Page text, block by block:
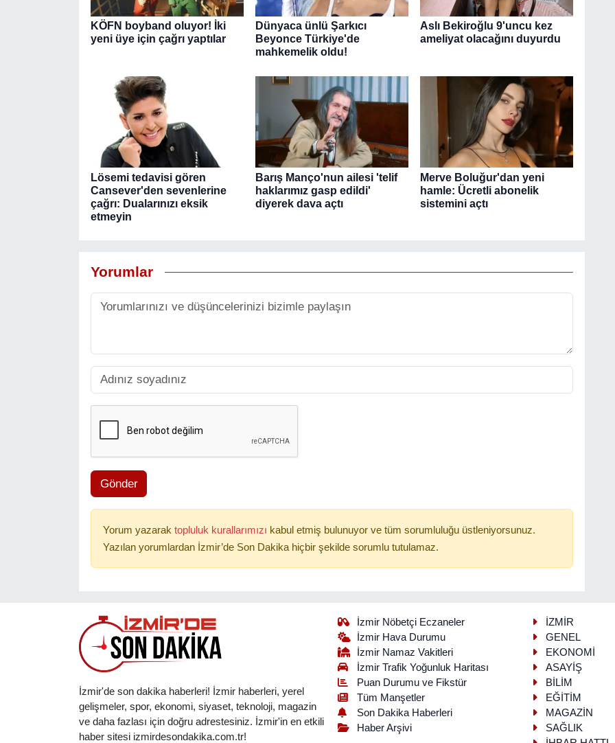
KÖFN boyband oluyor! İki
yeni üye için çağrı yaptılar
Dünyaca ünlü Şarkıcı
Beyonce Türkiye'de
mahkemelik oldu!
Aslı Bekiroğlu 9'uncu kez
ameliyat olacağını duyurdu
Lösemi tedavisi gören
Cansever'den sevenlerine
çağrı: Dualarınızı eksik
etmeyin
Barış Manço'nun ailesi 'telif
haklarımız gasp edildi'
diyerek dava açtı
Merve Boluğur'dan yeni
hamle: Ücretli abonelik
sistemini açtı
Yorumlar
Gönder
Yorum yazarak topluluk kurallarımızı kabul etmiş bulunuyor ve tüm sorumluluğu üstleniyorsunuz.
Yazılan yorumlardan İzmir’de Son Dakika hiçbir şekilde sorumlu tutulamaz.
İzmir'de son dakika haberleri! İzmir haberleri, yerel
gelişmeler, spor, ekonomi, siyaset, teknoloji, magazin
ve daha fazlası için doğru adrestesiniz. İzmir'in en etkili
haber sitesi izmirdesondakika.com.tr!
İzmir Nöbetçi Eczaneler
İzmir Hava Durumu
İzmir Namaz Vakitleri
İzmir Trafik Yoğunluk Haritası
Puan Durumu ve Fikstür
Tüm Manşetler
Son Dakika Haberleri
Haber Arşivi
İZMİR
GENEL
EKONOMİ
ASAYİŞ
BİLİM
EĞİTİM
MAGAZİN
SAĞLIK